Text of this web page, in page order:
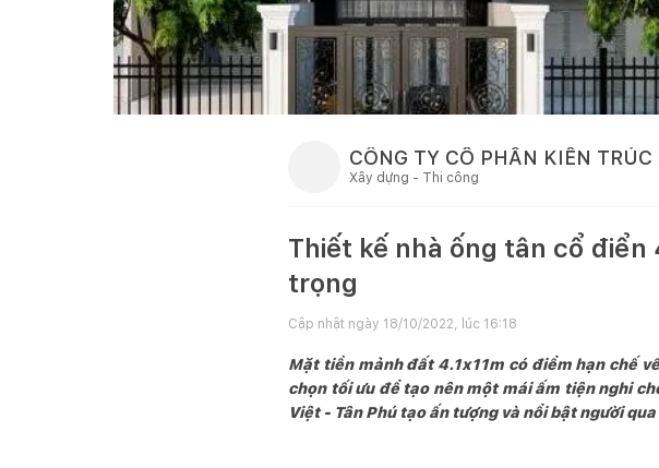
CÔNG TY CỔ PHẦN KIẾN
Xây dựng - Thi công
Thiết kế nhà ống tân cổ điển
trọng
Cập nhật ngày 18/10/2022, lúc 16:18
Mặt tiền mảnh đất 4.1x11m có điểm hạn chế
chọn tối ưu để tạo nên một mái ấm tiện nghi
Việt - Tân Phú tạo ấn tượng và nổi bật người